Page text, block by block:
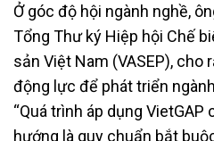
Ở góc độ hội ngành nghề,
Tổng Thư ký Hiệp hội Chế
sản Việt Nam (VASEP), cho
động lực để phát triển
“Quá trình áp dụng
hướng là quy chuẩn bắt